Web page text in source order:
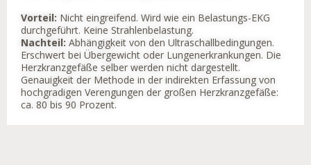
Vorteil: Nicht eingreifend. Wird wie ein Belastungs-EKG
durchgeführt. Keine Strahlenbelastung.
Nachteil: Abhängigkeit von den Ultraschallbedingungen.
Erschwert bei Übergewicht oder Lungenerkrankungen. Die
Herzkranzgefäße selber werden nicht dargestellt.
Genauigkeit der Methode in der indirekten Erfassung von
hochgradigen Verengungen der großen Herzkranzgefäße:
ca. 80 bis 90 Prozent.